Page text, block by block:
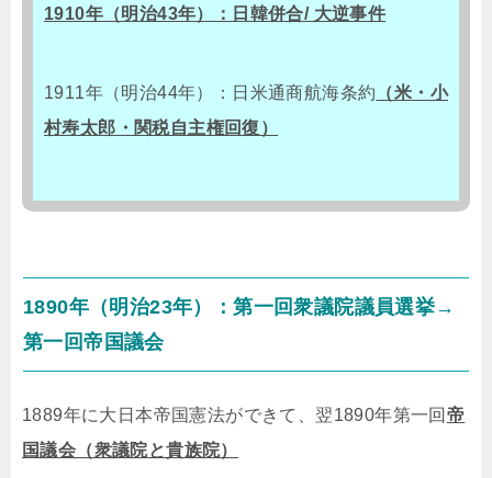
1910年（明治43年）：日韓併合/ 大逆事件
1911年（明治44年）：日米通商航海条約 （米・小
村寿太郎・関税自主権回復）
1890年（明治23年）：第一回衆議院議員選挙→
第一回帝国議会
1889年に大日本帝国憲法ができて、翌1890年第一回 帝
国議会（衆議院と貴族院）